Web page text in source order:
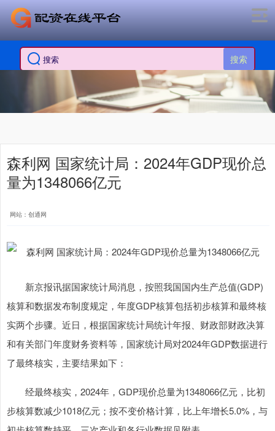
搜索
森利网 国家统计局：2024年GDP现价总
量为1348066亿元
网站：创通网
新京报讯据国家统计局消息，按照我国国内生产总值(GDP)
核算和数据发布制度规定，年度GDP核算包括初步核算和最终核
实两个步骤。近日，根据国家统计局统计年报、财政部财政决算
和有关部门年度财务资料等，国家统计局对2024年GDP数据进行
了最终核实，主要结果如下：
经最终核实，2024年，GDP现价总量为1348066亿元，比初
步核算数减少1018亿元；按不变价格计算，比上年增长5.0%，与